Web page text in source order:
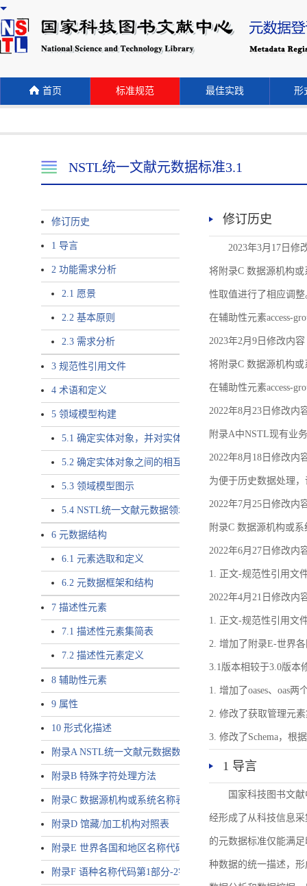
首页 标准规范 最佳实践 形
NSTL统一文献元数据标准3.1
修订历史
1 导言
2 功能需求分析
2.1 愿景
2.2 基本原则
2.3 需求分析
3 规范性引用文件
4 术语和定义
5 领域模型构建
5.1 确定实体对象，并对实体对象命名
5.2 确定实体对象之间的相互关系，定义实体对象之间的
5.3 领域模型图示
5.4 NSTL统一文献元数据领域模型的验证
6 元数据结构
6.1 元素选取和定义
6.2 元数据框架和结构
7 描述性元素
7.1 描述性元素集简表
7.2 描述性元素定义
8 辅助性元素
9 属性
10 形式化描述
附录A NSTL统一文献元数据数据唯一标识符规则
附录B 特殊字符处理方法
附录C 数据源机构或系统名称表
附录D 馆藏/加工机构对照表
附录E 世界各国和地区名称代码-2字母代码（GB/T 2659-
附录F 语种名称代码第1部分-2字母代码（GB/T 4880.1-2005
修订历史
2023年3月17日修
将附录C 数据源机构或
性取值进行了相应调整
在辅助性元素access-
2023年2月9日修改内容
将附录C 数据源机构或
在辅助性元素access-
2022年8月23日修改内
附录A中NSTL现有业
2022年8月18日修改内
为便于历史数据处理
2022年7月25日修改内
附录C 数据源机构或
2022年6月27日修改内
1. 正文-规范性引用文
2022年4月21日修改内
1. 正文-规范性引用文
2. 增加了附录E-世界
3.1版本相较于3.0版本
1. 增加了oases、oas
2. 修改了获取管理元
3. 修改了Schema，根
1 导言
国家科技图书文
经形成了从科技信息
的元数据标准仅能满
种数据的统一描述，